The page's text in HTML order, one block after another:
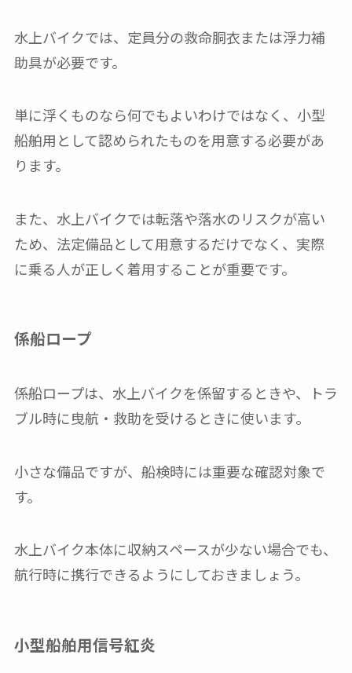
水上バイクでは、定員分の救命胴衣または浮力補
助具が必要です。
単に浮くものなら何でもよいわけではなく、小型
船舶用として認められたものを用意する必要があ
ります。
また、水上バイクでは転落や落水のリスクが高い
ため、法定備品として用意するだけでなく、実際
に乗る人が正しく着用することが重要です。
係船ロープ
係船ロープは、水上バイクを係留するときや、トラ
ブル時に曳航・救助を受けるときに使います。
小さな備品ですが、船検時には重要な確認対象で
す。
水上バイク本体に収納スペースが少ない場合でも、
航行時に携行できるようにしておきましょう。
小型船舶用信号紅炎